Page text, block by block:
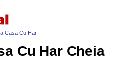
Casa Cu Har
Cu Har Cheia